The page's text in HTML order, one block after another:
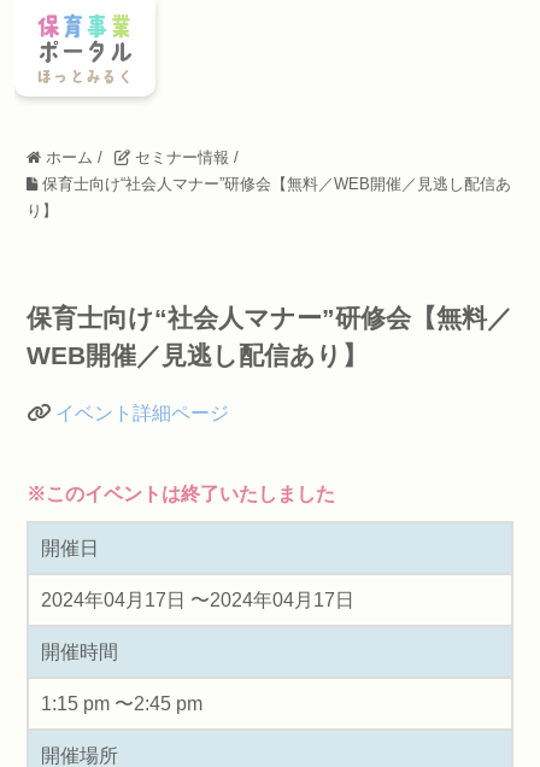
ホーム / セミナー情報 /
保育士向け“社会人マナー”研修会【無料／WEB開催／見逃し配信あ
り】
保育士向け“社会人マナー”研修会【無料／
WEB開催／見逃し配信あり】
イベント詳細ページ
※このイベントは終了いたしました
開催日
2024年04月17日 〜2024年04月17日
開催時間
1:15 pm 〜2:45 pm
開催場所